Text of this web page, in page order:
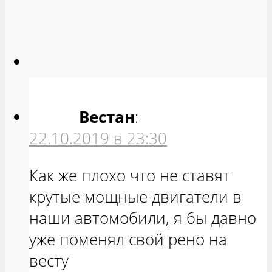
Вестан:
22.10.2019 в 23:30
Как же плохо что не ставят
крутые мощные двигатели в
наши автомобили, я бы давно
уже поменял свой рено на
весту